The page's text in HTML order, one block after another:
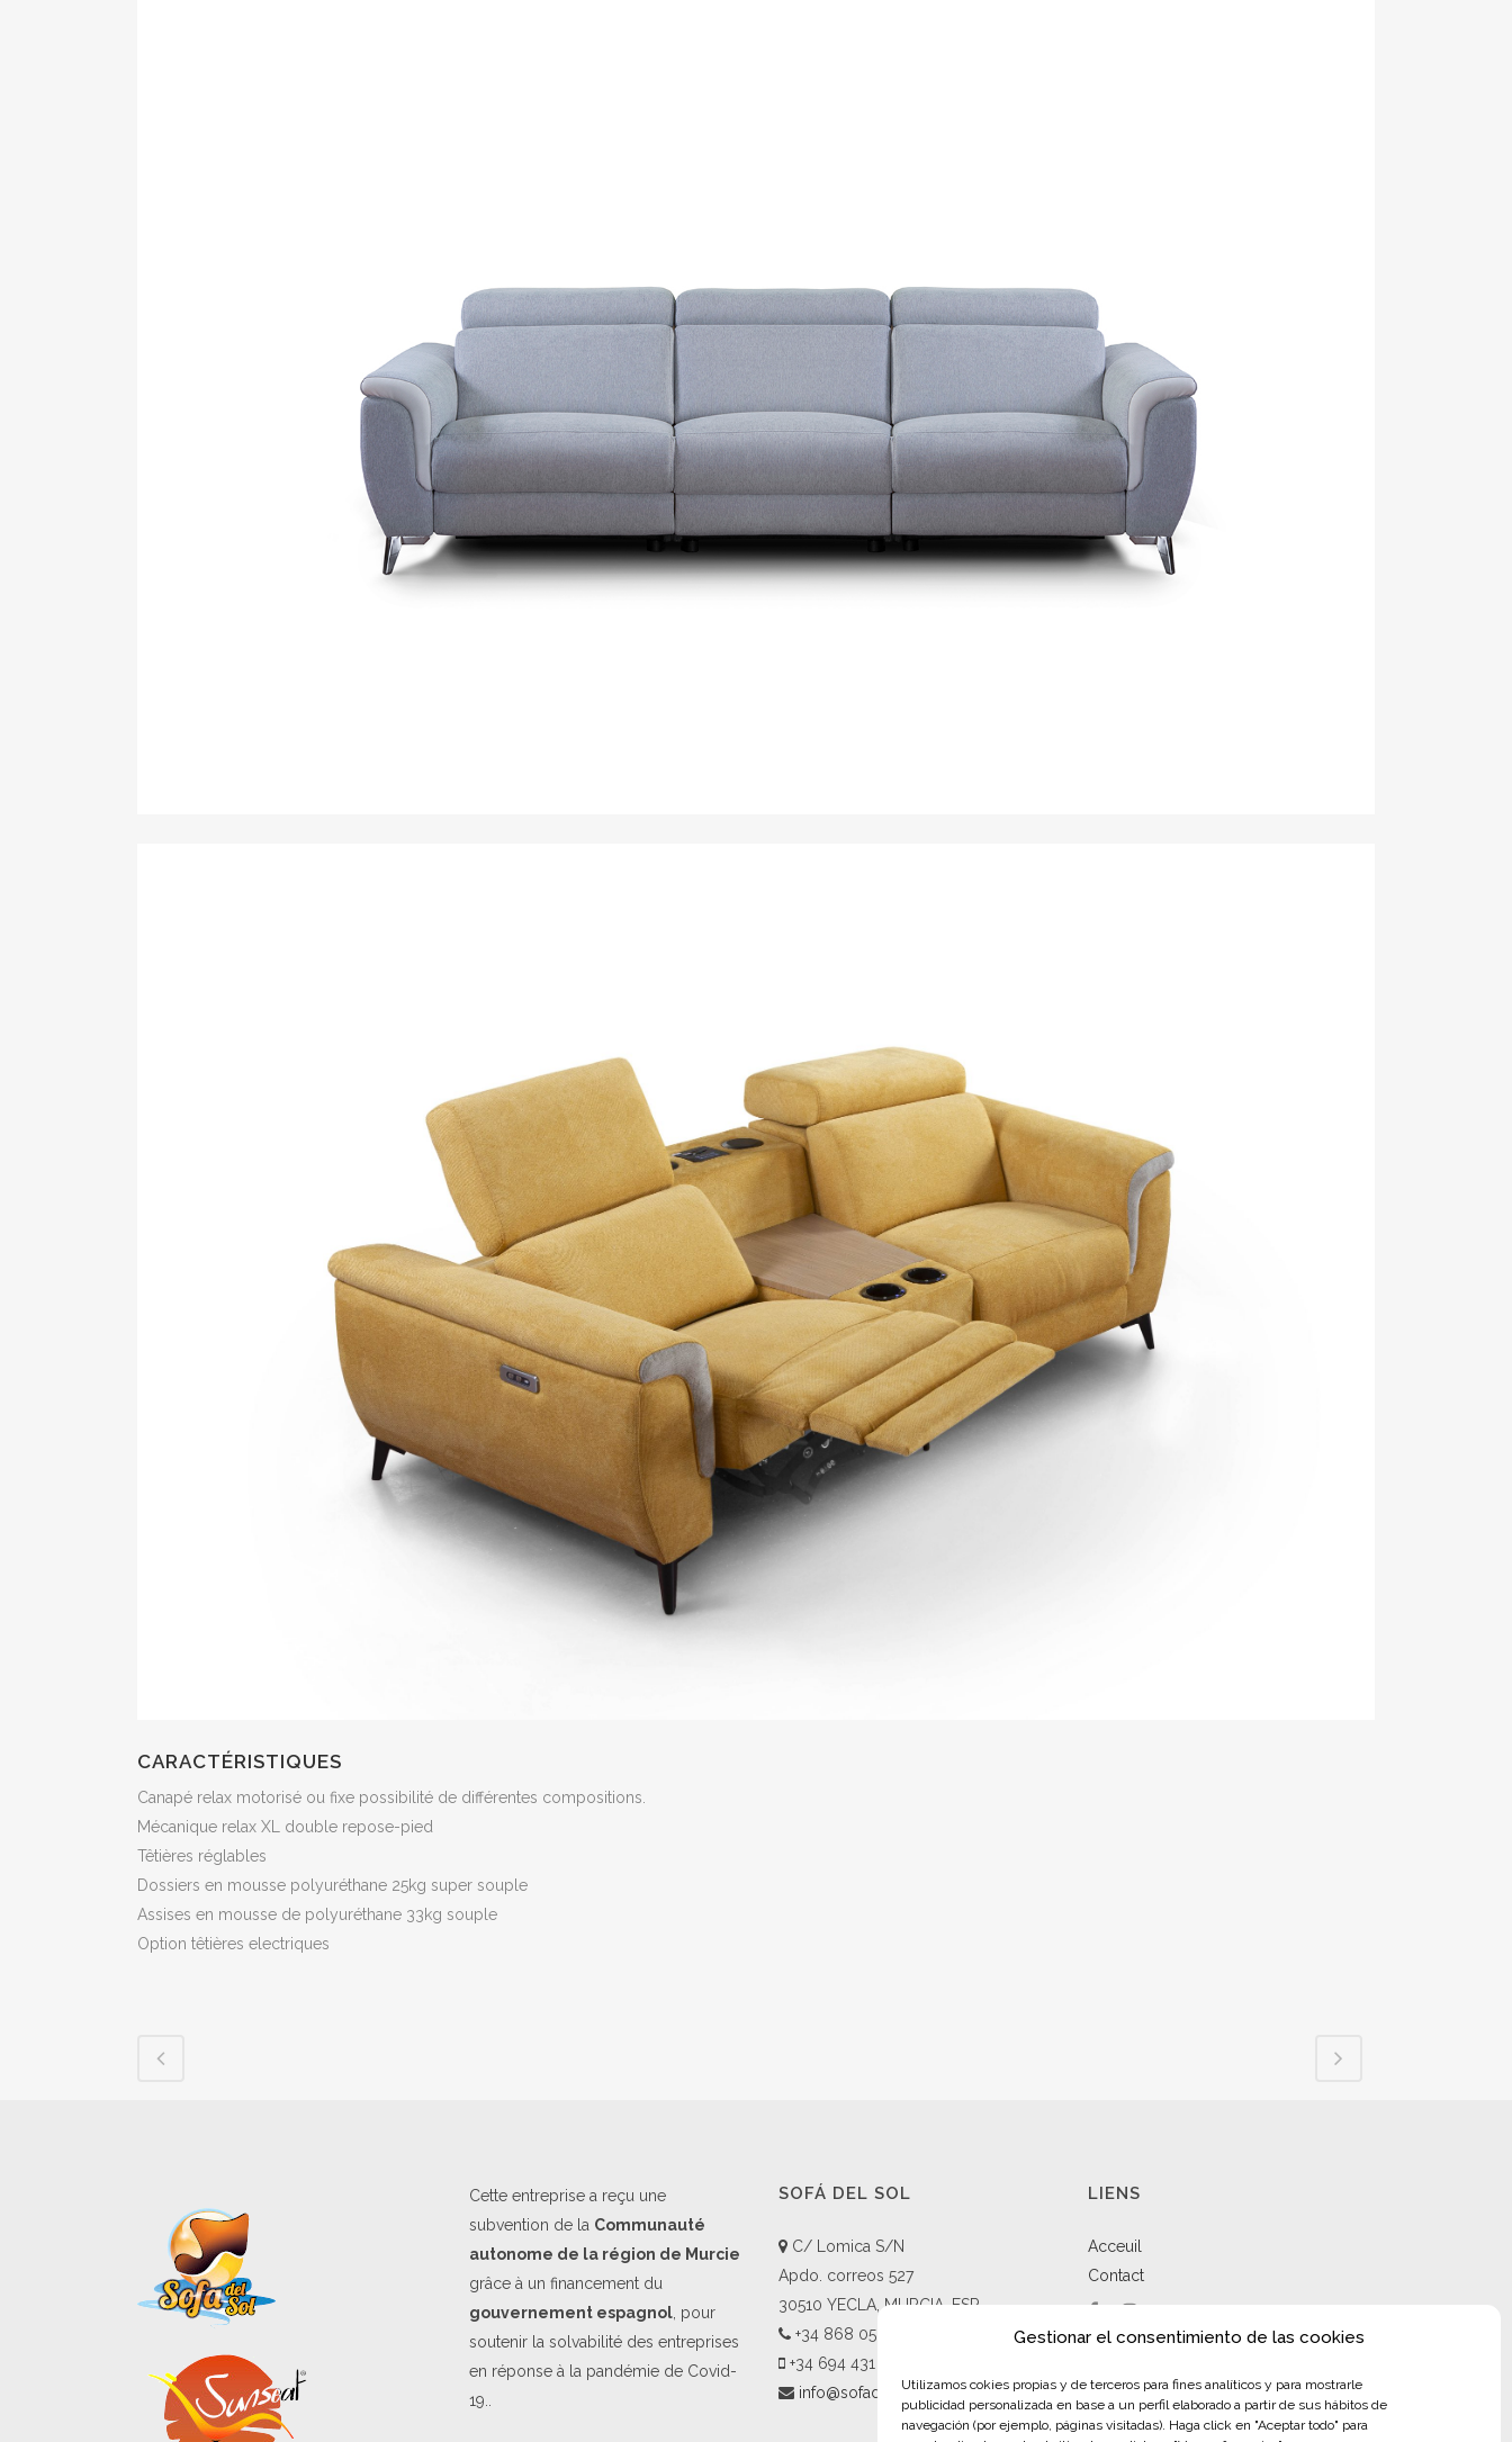
Gestionar el consentimiento de las cookies
Utilizamos cokies propias y de terceros para fines analíticos y para mostrarle
publicidad personalizada en base a un perfil elaborado a partir de sus hábitos de
navegación (por ejemplo, páginas visitadas). Haga click en "Aceptar todo" para
CARACTÉRISTIQUES
Canapé relax motorisé ou fixe possibilité de différentes compositions.
Mécanique relax XL double repose-pied
Têtières réglables
Dossiers en mousse polyuréthane 25kg super souple
Assises en mousse de polyuréthane 33kg souple
Option têtières electriques
Cette entreprise a reçu une
subvention de la Communauté
autonome de la région de Murcie
grâce à un financement du
gouvernement espagnol , pour
soutenir la solvabilité des entreprises
en réponse à la pandémie de Covid-
19..
SOFÁ DEL SOL
C/ Lomica S/N
Apdo. correos 527
30510 YECLA, MURCIA, ESP
+34 868 058 622
+34 694 431 675
info@sofadelsol.com
LIENS
Acceuil
Contact